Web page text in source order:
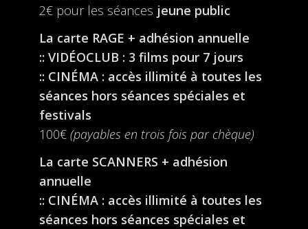
2€ pour les séances jeune public
La carte RAGE + adhésion annuelle
:: VIDÉOCLUB : 3 films pour 7 jours
:: CINÉMA : accès illimité à toutes les
séances hors séances spéciales et
festivals
100€ (payables en trois fois par chèque)
La carte SCANNERS + adhésion
annuelle
:: CINÉMA : accès illimité à toutes les
séances hors séances spéciales et